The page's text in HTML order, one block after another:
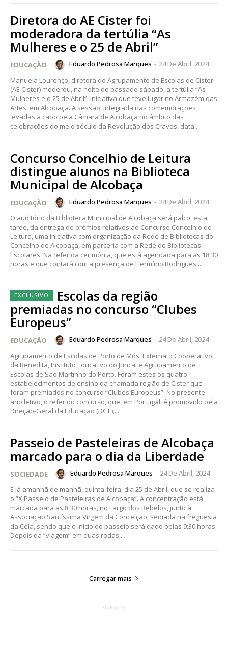
Planos de Assinatura
Diretora do AE Cister foi
moderadora da tertúlia “As
Mulheres e o 25 de Abril”
EDUCAÇÃO Eduardo Pedrosa Marques - 24 De Abril, 2024
Manuela Lourenço, diretora do Agrupamento de Escolas de Cister
(AE Cister) moderou, na noite do passado sábado, a tertúlia “As
Mulheres e o 25 de Abril”, iniciativa que teve lugar no Armazém das
Artes, em Alcobaça. A sessão, integrada nas comemorações
levadas a cabo pela Câmara de Alcobaça no âmbito das
celebrações do meio século da Revolução dos Cravos, data...
Concurso Concelhio de Leitura
distingue alunos na Biblioteca
Municipal de Alcobaça
EDUCAÇÃO Eduardo Pedrosa Marques - 24 De Abril, 2024
O auditório da Biblioteca Municipal de Alcobaça será palco, esta
tarde, da entrega de prémios relativos ao Concurso Concelhio de
Leitura, uma iniciativa com organização da Rede de Bibliotecas do
Concelho de Alcobaça, em parceria com a Rede de Bibliotecas
Escolares. Na referida cerimónia, que está agendada para as 18:30
horas e que contará com a presença de Hermínio Rodrigues,...
Escolas da região
premiadas no concurso “Clubes
Europeus”
EDUCAÇÃO Eduardo Pedrosa Marques - 24 De Abril, 2024
Agrupamento de Escolas de Porto de Mós, Externato Cooperativo
da Benedita, Instituto Educativo do Juncal e Agrupamento de
Escolas de São Martinho do Porto. Foram estes os quatro
estabelecimentos de ensino da chamada região de Cister que
foram premiados no concurso “Clubes Europeus”. No presente
ano letivo, o referido concurso, que, em Portugal, é promovido pela
Direção-Geral da Educação (DGE),...
Passeio de Pasteleiras de Alcobaça
marcado para o dia da Liberdade
SOCIEDADE Eduardo Pedrosa Marques - 24 De Abril, 2024
É já amanhã de manhã, quinta-feira, dia 25 de Abril, que se realiza
o “X Passeio de Pasteleiras de Alcobaça”. A concentração está
marcada para as 8:30 horas, no Largo dos Rebelos, junto à
Associação Santíssima Virgem da Conceição, sediada na freguesia
da Cela, sendo que o início do passeio será dado pelas 9:30 horas.
Depois da “viagem” em duas rodas,...
Carregar mais
AD Footer